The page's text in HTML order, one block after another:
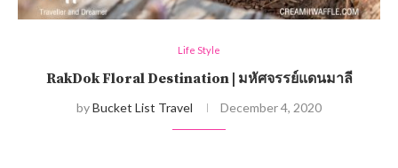
Life Style
RakDok Floral Destination | มหัศจรรย์แดนมาลี
byBucket List Travel December 4, 2020